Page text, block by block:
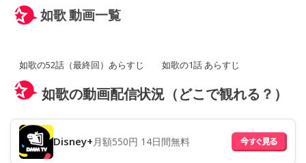
如歌 動画一覧
如歌の52話（最終回）あらすじ 如歌の1話 あらすじ
如歌の動画配信状況（どこで観れる？）
Disney+月額550円 14日間無料